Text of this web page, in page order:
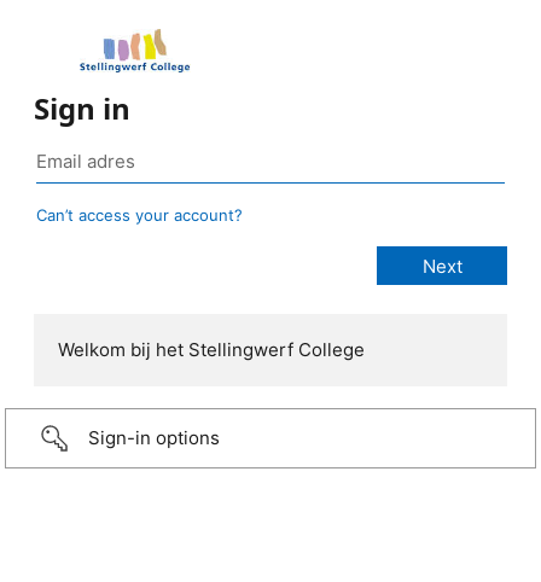
Sign in
Can’t access your account?
Welkom bij het Stellingwerf College
Sign-in options